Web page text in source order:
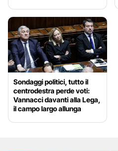
Sondaggi politici, tutto il
centrodestra perde voti:
Vannacci davanti alla Lega,
il campo largo allunga